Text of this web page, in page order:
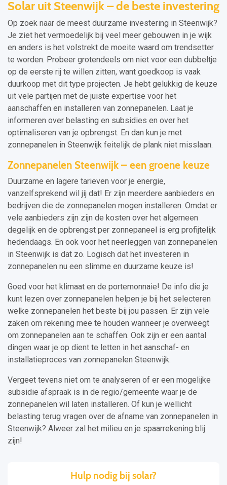
Solar uit Steenwijk – de beste investering
Op zoek naar de meest duurzame investering in Steenwijk?
Je ziet het vermoedelijk bij veel meer gebouwen in je wijk
en anders is het volstrekt de moeite waard om trendsetter
te worden. Probeer grotendeels om niet voor een dubbeltje
op de eerste rij te willen zitten, want goedkoop is vaak
duurkoop met dit type projecten. Je hebt gelukkig de keuze
uit vele partijen met de juiste expertise voor het
aanschaffen en installeren van zonnepanelen. Laat je
informeren over belasting en subsidies en over het
optimaliseren van je opbrengst. En dan kun je met
zonnepanelen in Steenwijk feitelijk de plank niet misslaan.
Zonnepanelen Steenwijk – een groene keuze
Duurzame en lagere tarieven voor je energie,
vanzelfsprekend wil jij dat! Er zijn meerdere aanbieders en
bedrijven die de zonnepanelen mogen installeren. Omdat er
vele aanbieders zijn zijn de kosten over het algemeen
degelijk en de opbrengst per zonnepaneel is erg profijtelijk
hedendaags. En ook voor het neerleggen van zonnepanelen
in Steenwijk is dat zo. Logisch dat het investeren in
zonnepanelen nu een slimme en duurzame keuze is!
Goed voor het klimaat en de portemonnaie! De info die je
kunt lezen over zonnepanelen helpen je bij het selecteren
welke zonnepanelen het beste bij jou passen. Er zijn vele
zaken om rekening mee te houden wanneer je overweegt
om zonnepanelen aan te schaffen. Ook zijn er een aantal
dingen waar je op dient te letten in het aanschaf- en
installatieproces van zonnepanelen Steenwijk.
Vergeet tevens niet om te analyseren of er een mogelijke
subsidie afspraak is in de regio/gemeente waar je de
zonnepanelen wil laten installeren. Of kun je wellicht
belasting terug vragen over de afname van zonnepanelen in
Steenwijk? Alweer zal het milieu en je spaarrekening blij
zijn!
Hulp nodig bij solar?